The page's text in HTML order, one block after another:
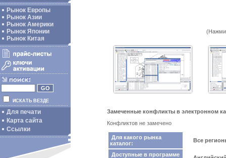
Рынок Европы
Рынок Азии
Рынок Америки
Рынок Японии
Рынок Китая
ИСКАТЬ ВЕЗДЕ
Для печати
Карта сайта
Ссылки
Замеченные конфликты в электронном
Конфликтов не замечено
Для какого рынка
каталог:
Все
Доступные в программе